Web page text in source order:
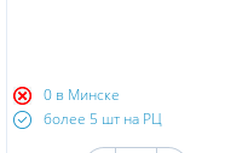
0 в Минске
более 5 шт на РЦ